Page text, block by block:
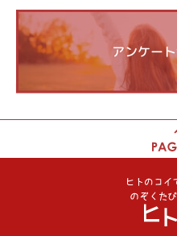
アンケー